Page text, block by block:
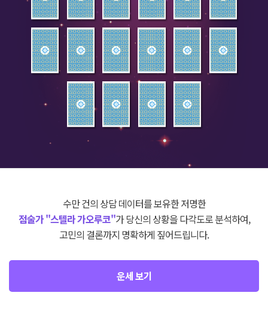
수만 건의 상담 데이터를 보유한 저명한
점술가 "스텔라 가오루코"가 당신의 상황을 다각도로 분석하여,
고민의 결론까지 명확하게 짚어드립니다.
운세 보기